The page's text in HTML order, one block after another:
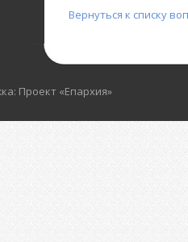
Вернуться к списку
Проект «Епархия»